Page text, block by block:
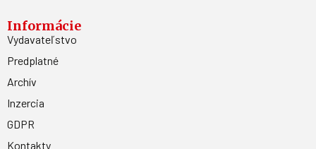
Informácie
Vydavateľstvo
Predplatné
Archív
Inzercia
GDPR
Kontakty